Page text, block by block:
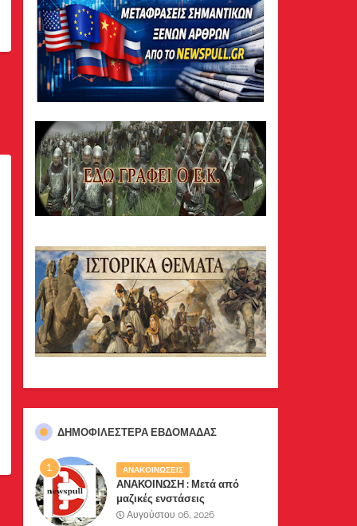
ΔΗΜΟΦΙΛΈΣΤΕΡΑ ΕΒΔΟΜΆΔΑΣ
ΑΝΑΚΟΙΝΩΣΕΙΣ
ΑΝΑΚΟΙΝΩΣΗ : Μετά από
μαζικές ενστάσεις
αναγνωστών μας, το site μας
Αυγούστου 06, 2026